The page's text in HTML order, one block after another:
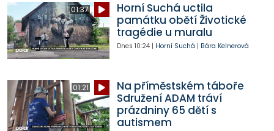
01:37
Horní Suchá uctila
památku obětí Životické
tragédie u muralu
Dnes 10:24| Horní Suchá | Bára Kelnerová
01:21
Na příměstském táboře
Sdružení ADAM tráví
prázdniny 65 dětí s
autismem